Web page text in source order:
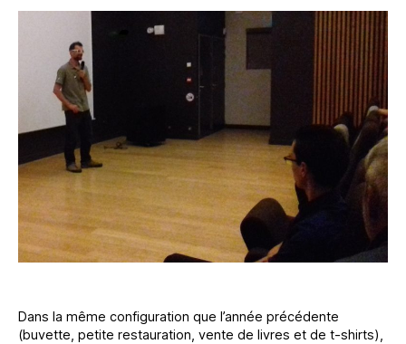
Dans la même configuration que l’année précédente
(buvette, petite restauration, vente de livres et de t-shirts),